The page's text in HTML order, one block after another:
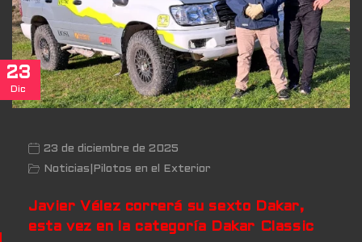
23
Dic
23 de diciembre de 2025
Noticias
Pilotos en el Exterior
Javier Vélez correrá su sexto Dakar,
esta vez en la categoría Dakar Classic